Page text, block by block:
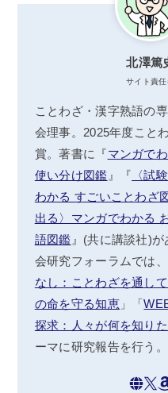
北澤篤
サイト責
ことわざ・漢字熟語の
会理事。2025年度こと
賞。著書に『マンガで
使い分け図鑑 』『 〈試
わかる すごいことわざ
出る〉マンガでわかる
語図鑑 』(共に講談社)
会研究フォーラムでは
なし：ことわざを通し
の命を守る知恵」「
探求：人々が何を知り
ーマに研究報告を行う。